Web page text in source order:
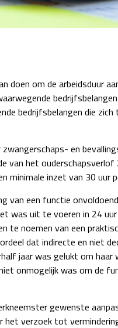
doen om de arbeidsduur
bedrijfsbelangen die
en
van het
minimale inzet van 30 uur
een functie
was uit te voeren in 24
te noemen van een
dat indirecte en niet
jaar was gelukt om
onmogelijk was om de
gewenste
het verzoek tot